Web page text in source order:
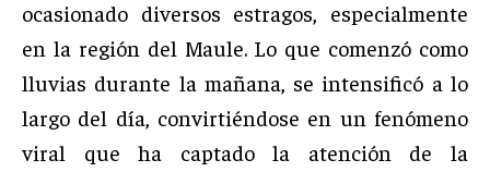
ocasionado diversos estragos, especialmente
en la región del Maule. Lo que comenzó como
lluvias durante la mañana, se intensificó a lo
largo del día, convirtiéndose en un fenómeno
viral que ha captado la atención de la